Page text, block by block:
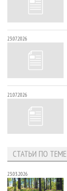
23.07.2026
21.07.2026
СТАТЬИ ПО ТЕМЕ
23.03.2026